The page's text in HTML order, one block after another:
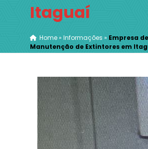
Itaguaí
Home» Informações » Empresa de
Manutenção de Extintores em